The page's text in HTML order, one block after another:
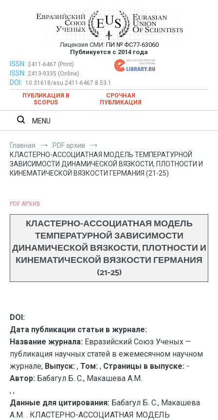
Евразийский Союз Ученых —
публикация научных статей в
ежемесячном научном журнале
Лицензия СМИ: ПИ № ФС77-63060
Публикуется с 2014 года
Евразийский Союз Ученых — публикация научных статей в
ежемесячном научном журнале
ISSN: 2411-6467 (Print)
ISSN: 2413-9335 (Online)
DOI:
10.31618/esu.2411-6467.8.53.1
ПУБЛИКАЦИЯ В
SCOPUS
СРОЧНАЯ
ПУБЛИКАЦИЯ
MENU
Главная
PDF архив
КЛАСТЕРНО-АССОЦИАТНАЯ МОДЕЛЬ ТЕМПЕРАТУРНОЙ
ЗАВИСИМОСТИ ДИНАМИЧЕСКОЙ ВЯЗКОСТИ, ПЛОТНОСТИ И
КИНЕМАТИЧЕСКОЙ ВЯЗКОСТИ ГЕРМАНИЯ (21-25)
PDF АРХИВ
КЛАСТЕРНО-АССОЦИАТНАЯ МОДЕЛЬ
ТЕМПЕРАТУРНОЙ ЗАВИСИМОСТИ
ДИНАМИЧЕСКОЙ ВЯЗКОСТИ, ПЛОТНОСТИ И
КИНЕМАТИЧЕСКОЙ ВЯЗКОСТИ ГЕРМАНИЯ
(21-25)
DOI:
Дата публикации статьи в журнале:
Название журнала: Евразийский Союз Ученых —
публикация научных статей в ежемесячном научном
журнале, Выпуск: , Том: , Страницы в выпуске: -
Автор: Бабагул Б. С., Макашева А.М.
, ,
Данные для цитирования: Бабагул Б. С., Макашева
А.М. . КЛАСТЕРНО-АССОЦИАТНАЯ МОДЕЛЬ